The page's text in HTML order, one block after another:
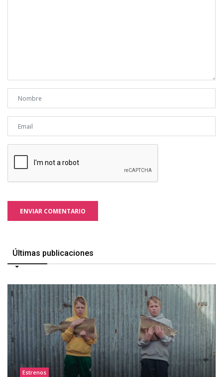
ENVIAR COMENTARIO
Últimas publicaciones
Estrenos